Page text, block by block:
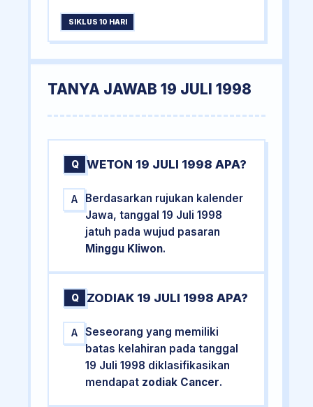
SIKLUS 10 HARI
TANYA JAWAB 19 JULI 1998
Q WETON 19 JULI 1998 APA?
A
Berdasarkan rujukan kalender
Jawa, tanggal 19 Juli 1998
jatuh pada wujud pasaran
Minggu Kliwon.
Q ZODIAK 19 JULI 1998 APA?
A
Seseorang yang memiliki
batas kelahiran pada tanggal
19 Juli 1998 diklasifikasikan
mendapat zodiak Cancer.